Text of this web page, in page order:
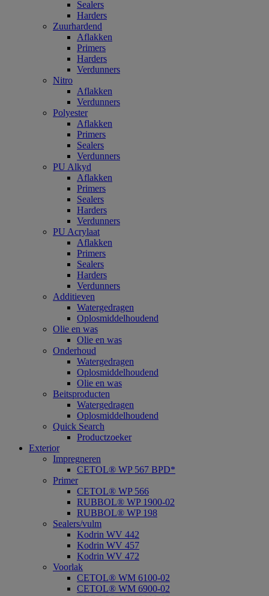
Sealers
Harders
Zuurhardend
Aflakken
Primers
Harders
Verdunners
Nitro
Aflakken
Verdunners
Polyester
Aflakken
Primers
Sealers
Verdunners
PU Alkyd
Aflakken
Primers
Sealers
Harders
Verdunners
PU Acrylaat
Aflakken
Primers
Sealers
Harders
Verdunners
Additieven
Watergedragen
Oplosmiddelhoudend
Olie en was
Olie en was
Onderhoud
Watergedragen
Oplosmiddelhoudend
Olie en was
Beitsproducten
Watergedragen
Oplosmiddelhoudend
Quick Search
Productzoeker
Exterior
Impregneren
CETOL® WP 567 BPD*
Primer
CETOL® WP 566
RUBBOL® WP 1900-02
RUBBOL® WP 198
Sealers/vulm
Kodrin WV 442
Kodrin WV 457
Kodrin WV 472
Voorlak
CETOL® WM 6100-02
CETOL® WM 6900-02